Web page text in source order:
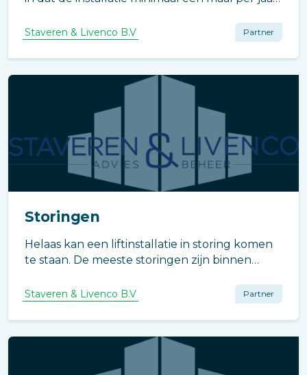
deskundige.
Staveren & Livenco B.V Partner
Storingen
Helaas kan een liftinstallatie in storing komen
te staan. De meeste storingen zijn binnen
Staveren & Livenco B.V Partner